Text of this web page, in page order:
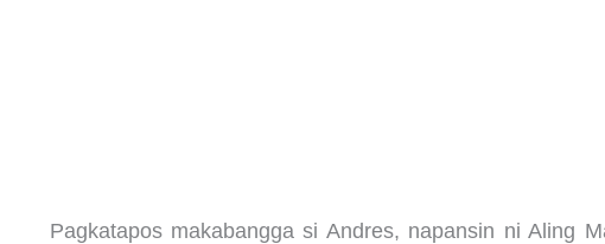
Pagkatapos makabangga si Andres, napansin ni Aling